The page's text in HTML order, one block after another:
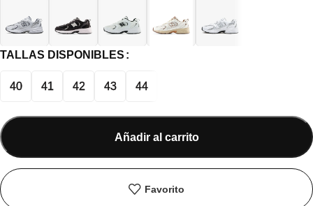
TALLAS DISPONIBLES
40 41 42 43 44
Añadir al carrito
Favorito